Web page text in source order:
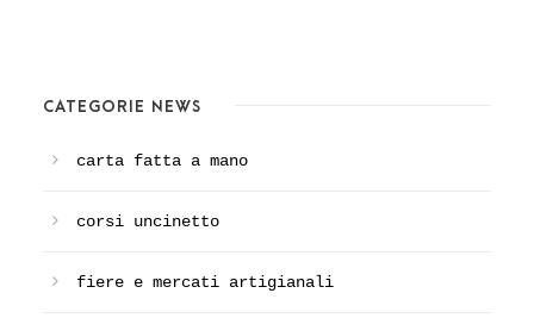
CATEGORIE NEWS
carta fatta a mano
corsi uncinetto
fiere e mercati artigianali